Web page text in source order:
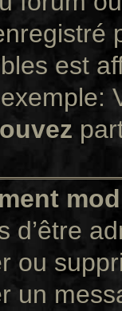
est
d’être
ou
un